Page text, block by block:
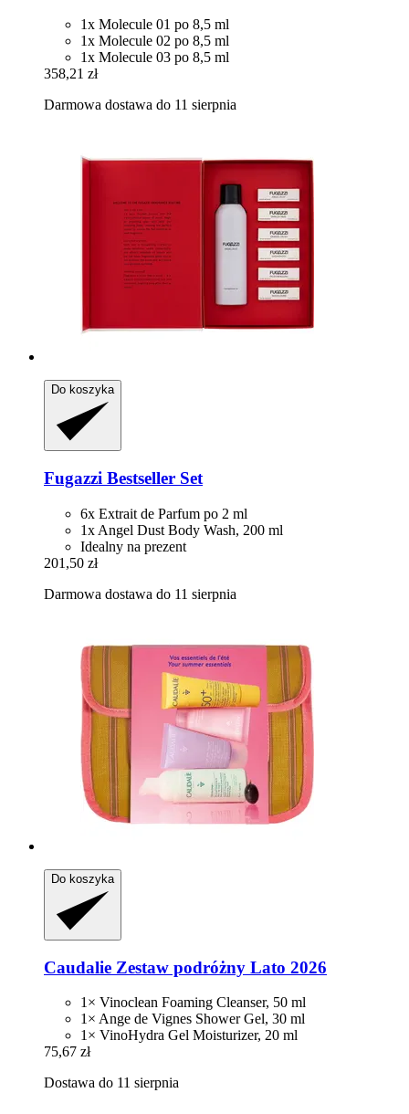
1x Molecule 01 po 8,5 ml
1x Molecule 02 po 8,5 ml
1x Molecule 03 po 8,5 ml
358,21 zł
Darmowa dostawa do 11 sierpnia
Do koszyka
Fugazzi Bestseller Set
6x Extrait de Parfum po 2 ml
1x Angel Dust Body Wash, 200 ml
Idealny na prezent
201,50 zł
Darmowa dostawa do 11 sierpnia
Do koszyka
Caudalie Zestaw podróżny Lato 2026
1× Vinoclean Foaming Cleanser, 50 ml
1× Ange de Vignes Shower Gel, 30 ml
1× VinoHydra Gel Moisturizer, 20 ml
75,67 zł
Dostawa do 11 sierpnia